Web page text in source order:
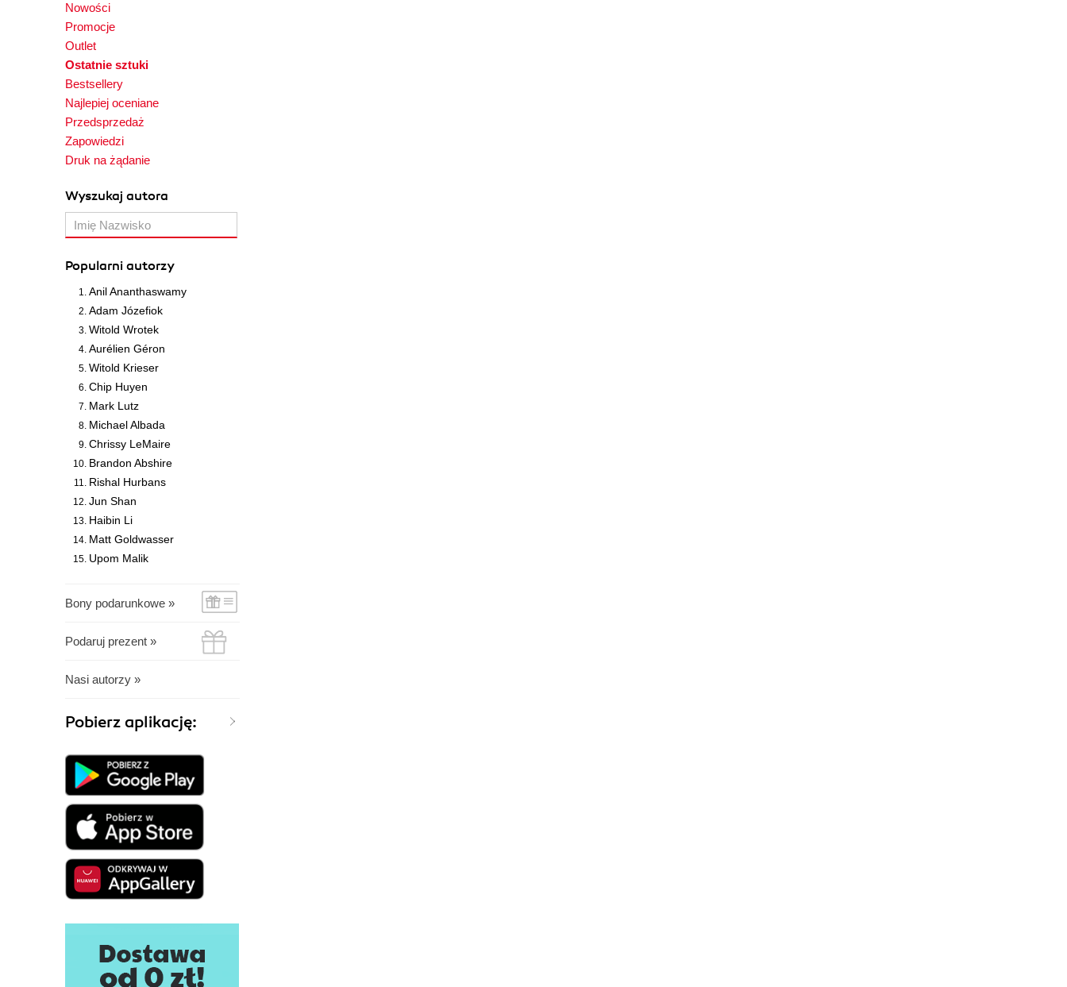
Nowości
Promocje
Outlet
Ostatnie sztuki
Bestsellery
Najlepiej oceniane
Przedsprzedaż
Zapowiedzi
Druk na żądanie
Wyszukaj autora
Popularni autorzy
Anil Ananthaswamy
Adam Józefiok
Witold Wrotek
Aurélien Géron
Witold Krieser
Chip Huyen
Mark Lutz
Michael Albada
Chrissy LeMaire
Brandon Abshire
Rishal Hurbans
Jun Shan
Haibin Li
Matt Goldwasser
Upom Malik
Bony podarunkowe »
Podaruj prezent »
Nasi autorzy »
Pobierz aplikację: